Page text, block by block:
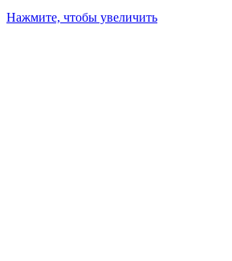
Нажмите, чтобы увеличить